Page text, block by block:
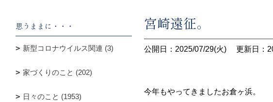
宮崎遠征。
公開日：2025/07/29(火) 更新日：
今年もやってきましたお倉ヶ浜。
思うままに・・・
新型コロナウイルス関連 (3)
家づくりのこと (202)
日々のこと (1953)